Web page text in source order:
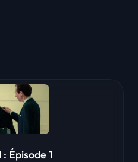
: Épisode 1